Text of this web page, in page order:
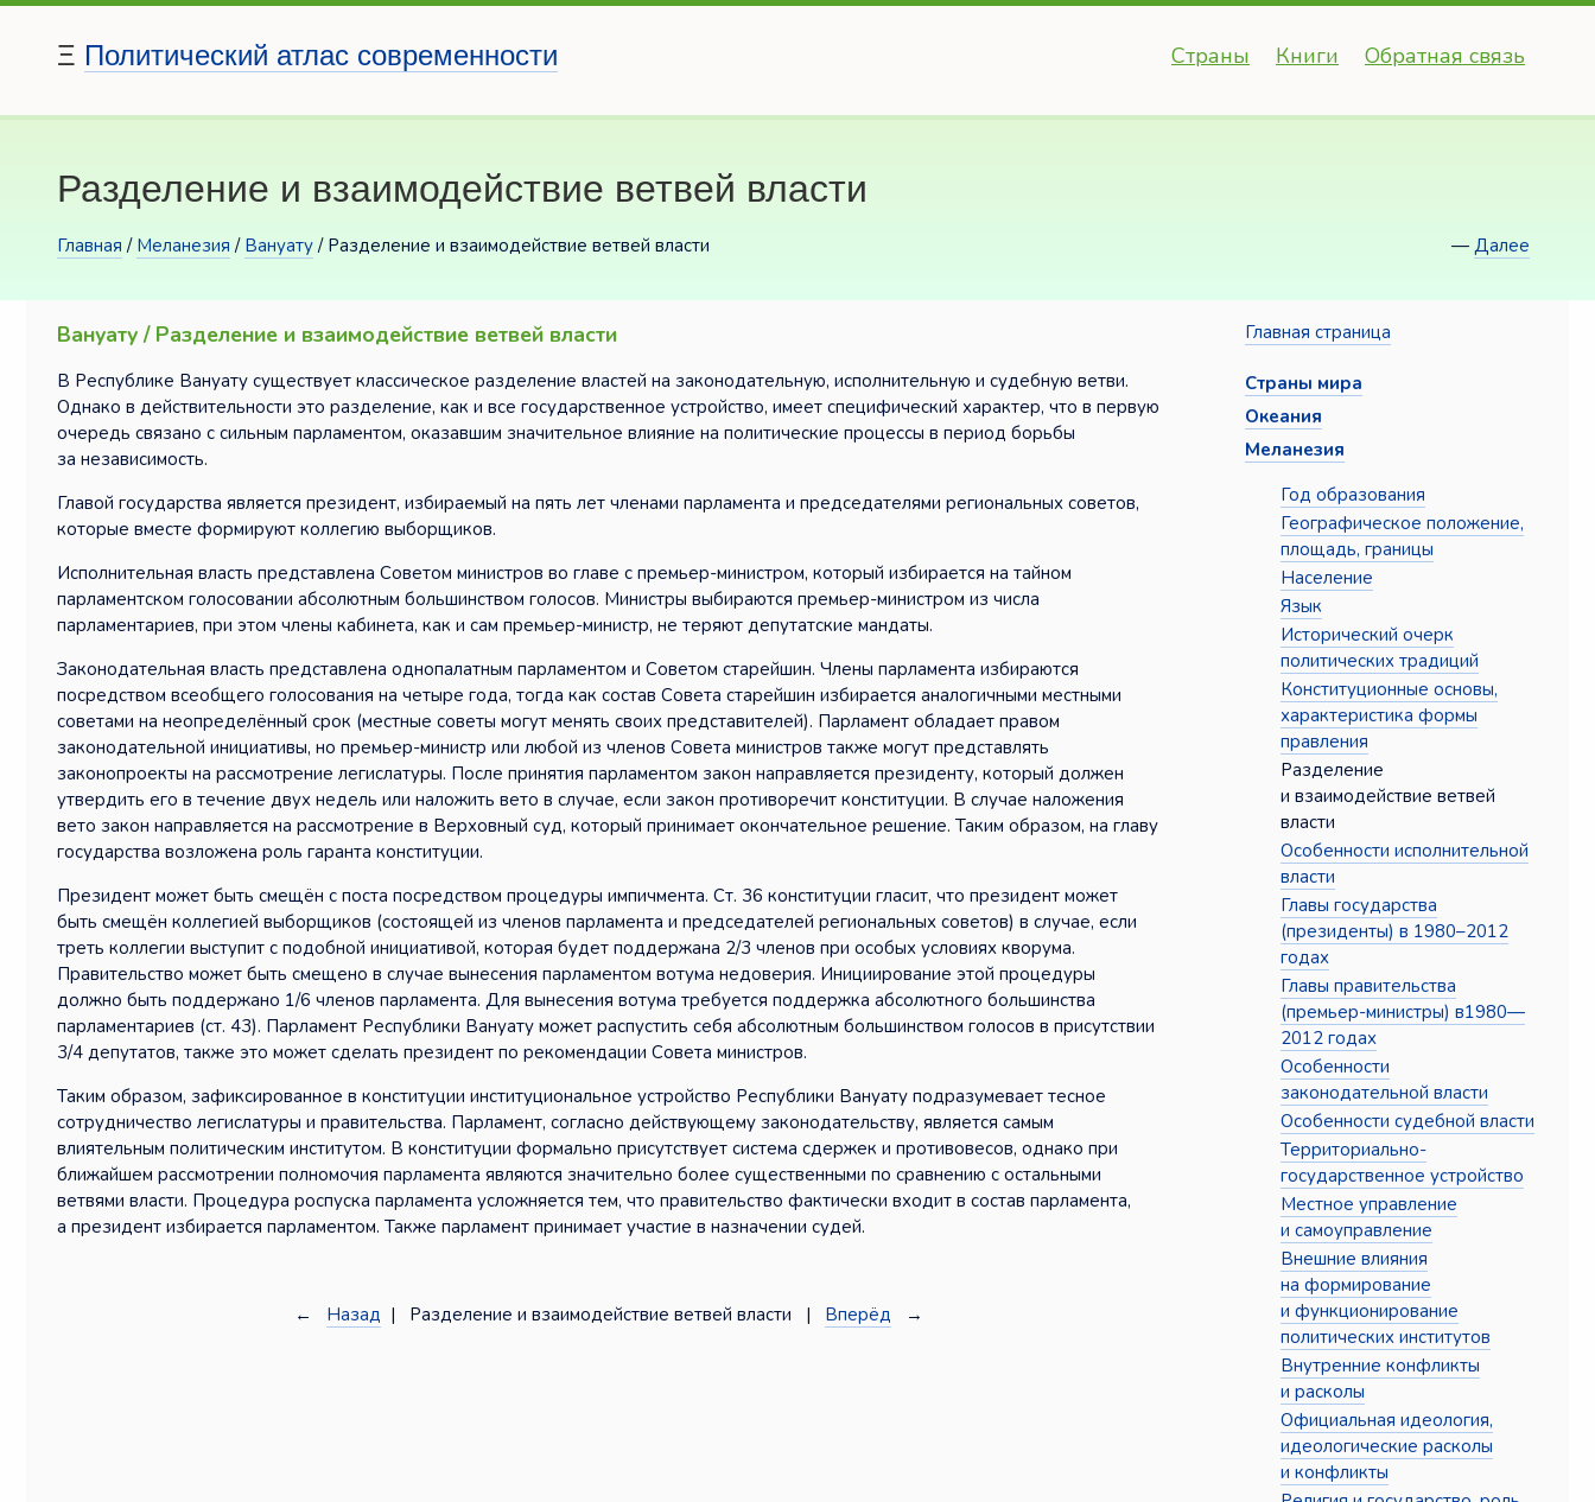
Ξ Политический атлас современности Страны Книги Обратная связь
Разделение и взаимодействие ветвей власти
Главная / Меланезия / Вануату/ Разделение и взаимодействие ветвей власти — Далее
Вануату / Разделение и взаимодействие ветвей власти
В Республике Вануату существует классическое разделение властей на законодательную, исполнительную и судебную ветви.
Однако в действительности это разделение, как и все государственное устройство, имеет специфический характер, что в первую
очередь связано с сильным парламентом, оказавшим значительное влияние на политические процессы в период борьбы
за независимость.
Главой государства является президент, избираемый на пять лет членами парламента и председателями региональных советов,
которые вместе формируют коллегию выборщиков.
Исполнительная власть представлена Советом министров во главе с премьер-министром, который избирается на тайном
парламентском голосовании абсолютным большинством голосов. Министры выбираются премьер-министром из числа
парламентариев, при этом члены кабинета, как и сам премьер-министр, не теряют депутатские мандаты.
Законодательная власть представлена однопалатным парламентом и Советом старейшин. Члены парламента избираются
посредством всеобщего голосования на четыре года, тогда как состав Совета старейшин избирается аналогичными местными
советами на неопределённый срок (местные советы могут менять своих представителей). Парламент обладает правом
законодательной инициативы, но премьер-министр или любой из членов Совета министров также могут представлять
законопроекты на рассмотрение легислатуры. После принятия парламентом закон направляется президенту, который должен
утвердить его в течение двух недель или наложить вето в случае, если закон противоречит конституции. В случае наложения
вето закон направляется на рассмотрение в Верховный суд, который принимает окончательное решение. Таким образом, на главу
государства возложена роль гаранта конституции.
Президент может быть смещён с поста посредством процедуры импичмента. Ст. 36 конституции гласит, что президент может
быть смещён коллегией выборщиков (состоящей из членов парламента и председателей региональных советов) в случае, если
треть коллегии выступит с подобной инициативой, которая будет поддержана 2/3 членов при особых условиях кворума.
Правительство может быть смещено в случае вынесения парламентом вотума недоверия. Инициирование этой процедуры
должно быть поддержано 1/6 членов парламента. Для вынесения вотума требуется поддержка абсолютного большинства
парламентариев (ст. 43). Парламент Республики Вануату может распустить себя абсолютным большинством голосов в присутствии
3/4 депутатов, также это может сделать президент по рекомендации Совета министров.
Таким образом, зафиксированное в конституции институциональное устройство Республики Вануату подразумевает тесное
сотрудничество легислатуры и правительства. Парламент, согласно действующему законодательству, является самым
влиятельным политическим институтом. В конституции формально присутствует система сдержек и противовесов, однако при
ближайшем рассмотрении полномочия парламента являются значительно более существенными по сравнению с остальными
ветвями власти. Процедура роспуска парламента усложняется тем, что правительство фактически входит в состав парламента,
а президент избирается парламентом. Также парламент принимает участие в назначении судей.
← Назад | Разделение и взаимодействие ветвей власти | Вперёд →
Главная страница
Страны мира
Океания
Меланезия
Год образования
Географическое положение,
площадь, границы
Население
Язык
Исторический очерк
политических традиций
Конституционные основы,
характеристика формы
правления
Разделение
и взаимодействие ветвей
власти
Особенности исполнительной
власти
Главы государства
(президенты) в 1980–2012
годах
Главы правительства
(премьер-министры) в1980—
2012 годах
Особенности
законодательной власти
Особенности судебной власти
Территориально-
государственное устройство
Местное управление
и самоуправление
Внешние влияния
на формирование
и функционирование
политических институтов
Внутренние конфликты
и расколы
Официальная идеология,
идеологические расколы
и конфликты